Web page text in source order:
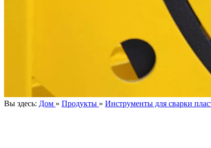
Вы здесь: Дом » Продукты » Инструменты для сварки